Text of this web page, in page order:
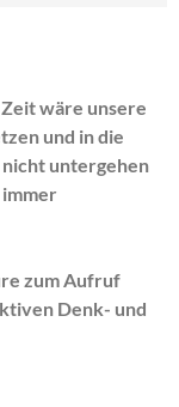
wäre unsere
und in die
untergehen
zum Aufruf
Denk- und